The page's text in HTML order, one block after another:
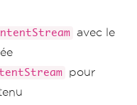
avec le
pour